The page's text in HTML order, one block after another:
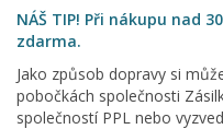
NÁŠ TIP! Při nákupu nad
zdarma.
Jako způsob dopravy si
pobočkách společnosti
společností PPL nebo